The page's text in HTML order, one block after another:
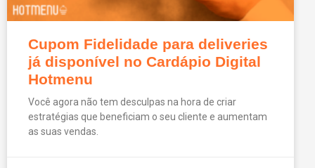
Cupom Fidelidade para deliveries
já disponível no Cardápio Digital
Hotmenu
Você agora não tem desculpas na hora de criar
estratégias que beneficiam o seu cliente e aumentam
as suas vendas.